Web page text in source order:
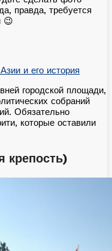
правда, требуется
😉
городской площади,
собраний
Обязательно
которые оставили
крепость)